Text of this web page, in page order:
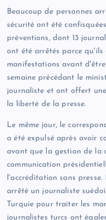
Beaucoup de personnes
sécurité ont été
préventions, dont 13
ont été arrêtés parce qu'ils
manifestations avant
semaine précédant le
journaliste et ont offert
la liberté de la presse.
Le même jour, le
a été expulsé après avoir
avant que la gestion de la
communication
l'accréditation sans
arrêté un journaliste
Turquie pour traiter les
journalistes turcs ont